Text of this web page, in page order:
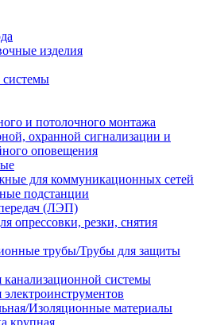
изделия
системы
и потолочного монтажа
охранной сигнализации и
оповещения
для коммуникационных сетей
подстанции
(ЛЭП)
опрессовки, резки, снятия
трубы/Трубы для защиты
канализационной системы
Изоляционные материалы
крупная